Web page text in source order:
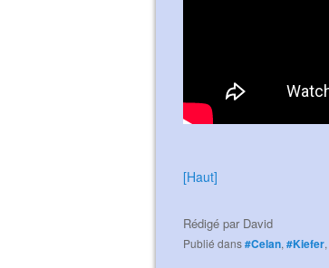
[Haut]
Rédigé par David
Publié dans#Celan, #Kiefer,